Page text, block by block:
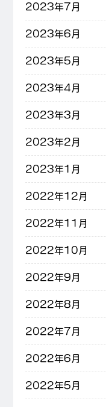
2023年7月
2023年6月
2023年5月
2023年4月
2023年3月
2023年2月
2023年1月
2022年12月
2022年11月
2022年10月
2022年9月
2022年8月
2022年7月
2022年6月
2022年5月